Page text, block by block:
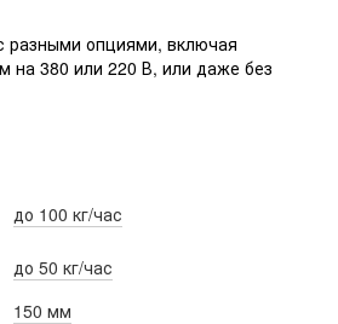
разными опциями, включая
на 380 или 220 В, или даже без
до 100 кг/час
до 50 кг/час
150 мм